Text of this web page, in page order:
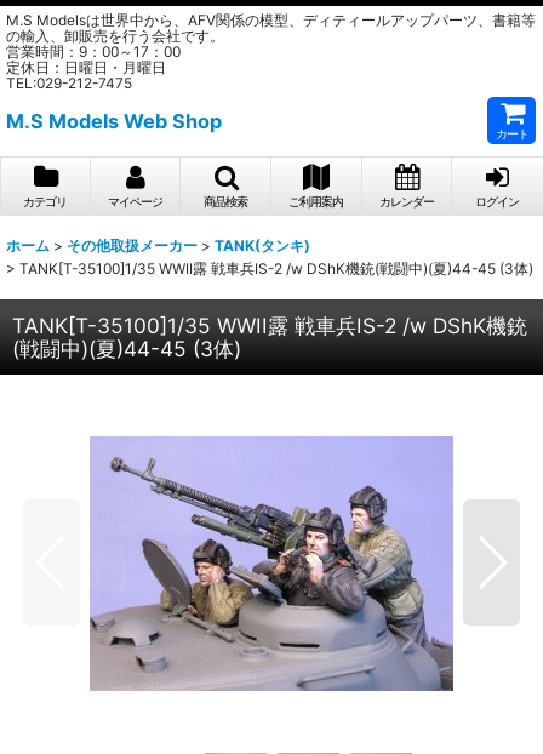
M.S Modelsは世界中から、AFV関係の模型、ディティールアップパーツ、書籍等
の輸入、卸販売を行う会社です。
営業時間：9：00～17：00
定休日：日曜日・月曜日
TEL:029-212-7475
M.S Models Web Shop
カート
カテゴリ マイページ 商品検索 ご利用案内 カレンダー ログイン
ホーム > その他取扱メーカー > TANK(タンキ)
> TANK[T-35100]1/35 WWII露 戦車兵IS-2 /w DShK機銃(戦闘中)(夏)44-45 (3体)
TANK[T-35100]1/35 WWII露 戦車兵IS-2 /w DShK機銃
(戦闘中)(夏)44-45 (3体)